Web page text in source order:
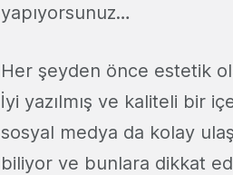
yapıyorsunuz…
Her şeyden önce estetik
İyi yazılmış ve kaliteli bir
sosyal medya da kolay
biliyor ve bunlara dikkat